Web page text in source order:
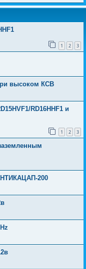
1 2 3
высоком КСВ
RD16HHF1 и
1 2 3
200